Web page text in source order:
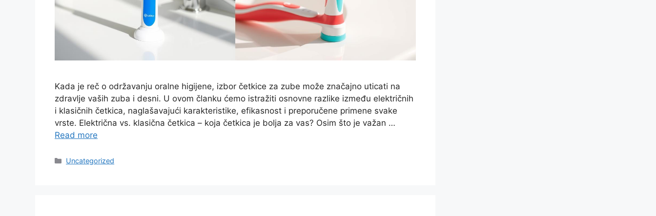
Kada je reč o održavanju oralne higijene, izbor četkice za zube može značajno uticati na
zdravlje vaših zuba i desni. U ovom članku ćemo istražiti osnovne razlike između električnih
i klasičnih četkica, naglašavajući karakteristike, efikasnost i preporučene primene svake
vrste. Električna vs. klasična četkica – koja četkica je bolja za vas? Osim što je važan …
Read more
Categories
Uncategorized